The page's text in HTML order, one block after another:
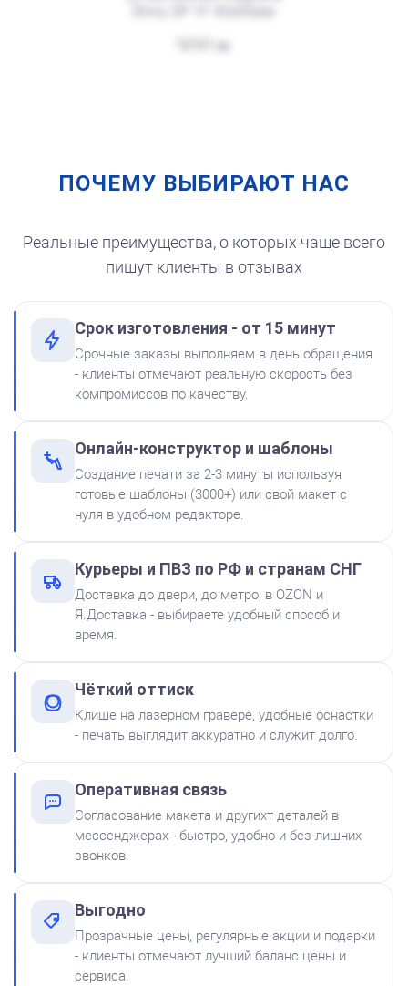
от 550
Печать ООО № Р87
Заказать
от 600
Заказать
от 600
Печать ООО № Р74
300
Штемпельная подушка
для автоматической
250
Краска на водной основе
Shiny S-62 КРАСНАЯ 28ml
300
Shiny SP-2F 88х57мм
500
Краска на водной основе
300
Краска на водной основе
Shiny S-65 ЗЕЛЕНАЯ 28ml
ПОЧЕМУ ВЫБИРАЮТ НАС
Реальные преимущества, о которых чаще всего
пишут клиенты в отзывах
Срок изготовления - от 15 минут
Срочные заказы выполняем в день обращения
- клиенты отмечают реальную скорость без
компромиссов по качеству.
Онлайн-конструктор и шаблоны
Создание печати за 2-3 минуты используя
готовые шаблоны (3000+) или свой макет с
нуля в удобном редакторе.
Курьеры и ПВЗ по РФ и странам СНГ
Доставка до двери, до метро, в OZON и
Я.Доставка - выбираете удобный способ и
время.
Чёткий оттиск
Клише на лазерном гравере, удобные оснастки
- печать выглядит аккуратно и служит долго.
Оперативная связь
Согласование макета и другихт деталей в
мессенджерах - быстро, удобно и без лишних
звонков.
Выгодно
Прозрачные цены, регулярные акции и подарки
- клиенты отмечают лучший баланс цены и
сервиса.